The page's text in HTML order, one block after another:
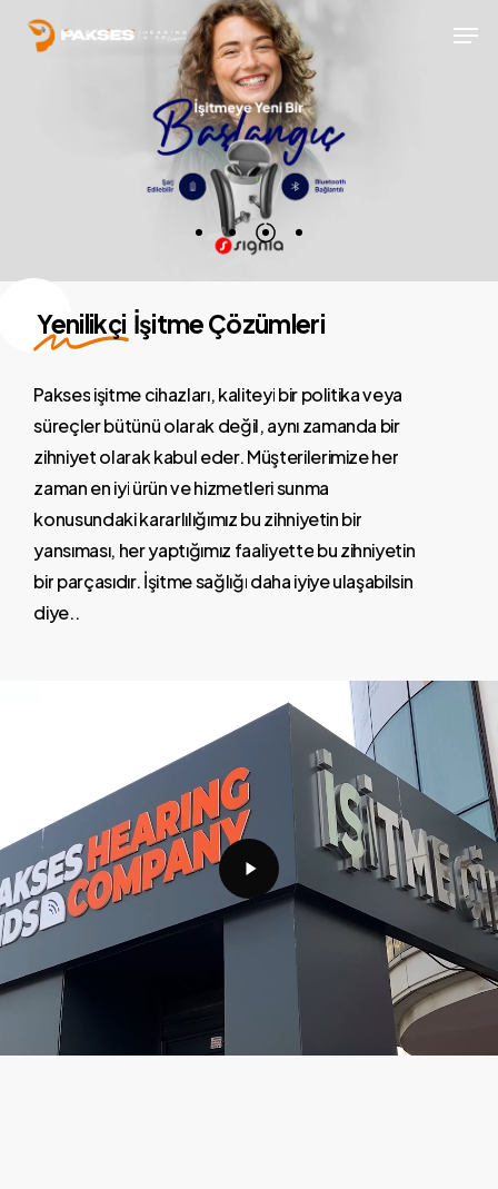
Skip
Yenilikçi İşitme Çözümleri
Paksesişitmecihazları,kaliteyibirpolitikaveya
süreçlerbütünüolarakdeğil,aynızamanda bir
zihniyetolarakkabuleder.Müşterilerimizeher
zamaneniyiürünvehizmetlerisunma
konusundakikararlılığımızbuzihniyetinbir
yansıması, heryaptığımız faaliyettebuzihniyetin
birparçasıdır.İşitmesağlığıdahaiyiyeulaşabilsin
diye..